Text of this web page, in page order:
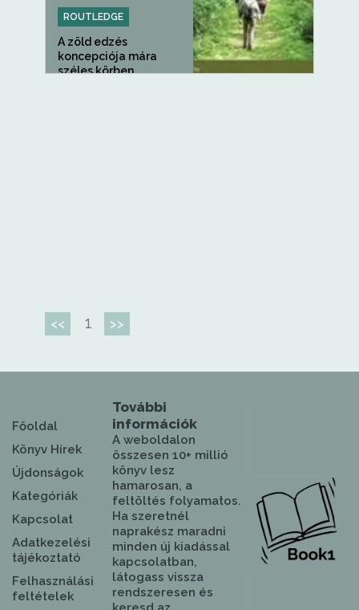
ROUTLEDGE
A zöld edzés
koncepciója mára
széles körben
<< 1 >>
Főoldal
Könyv Hírek
Újdonságok
Kategóriák
Kapcsolat
Adatkezelési
tájékoztató
Felhasználási
feltételek
További
információk
A weboldalon
összesen 10+ millió
könyv lesz
hamarosan, a
feltöltés folyamatos.
Ha szeretnél
naprakész maradni
minden új kiadással
kapcsolatban,
látogass vissza
rendszeresen és